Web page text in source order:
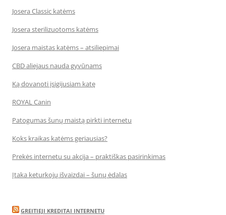
Josera Classic katėms
Josera sterilizuotoms katėms
Josera maistas katėms – atsiliepimai
CBD aliejaus nauda gyvūnams
Ką dovanoti įsigijusiam katę
ROYAL Canin
Patogumas šunų maistą pirkti internetu
Koks kraikas katėms geriausias?
Prekės internetu su akcija – praktiškas pasirinkimas
Įtaka keturkojų išvaizdai – šunų ėdalas
GREITIEJI KREDITAI INTERNETU